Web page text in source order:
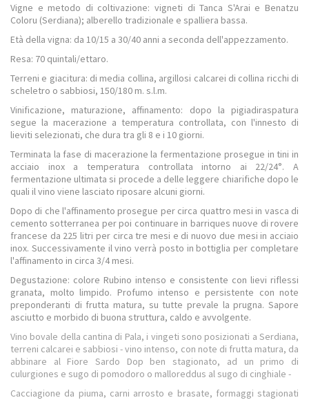
Vigne e metodo di coltivazione: vigneti di Tanca S'Arai e Benatzu
Coloru (Serdiana); alberello tradizionale e spalliera bassa.
Età della vigna: da 10/15 a 30/40 anni a seconda dell'appezzamento.
Resa: 70 quintali/ettaro.
Terreni e giacitura: di media collina, argillosi calcarei di collina ricchi di
scheletro o sabbiosi, 150/180 m. s.l.m.
Vinificazione, maturazione, affinamento: dopo la pigiadiraspatura
segue la macerazione a temperatura controllata, con l'innesto di
lieviti selezionati, che dura tra gli 8 e i 10 giorni.
Terminata la fase di macerazione la fermentazione prosegue in tini in
acciaio inox a temperatura controllata intorno ai 22/24°. A
fermentazione ultimata si procede a delle leggere chiarifiche dopo le
quali il vino viene lasciato riposare alcuni giorni.
Dopo di che l'affinamento prosegue per circa quattro mesi in vasca di
cemento sotterranea per poi continuare in barriques nuove di rovere
francese da 225 litri per circa tre mesi e di nuovo due mesi in acciaio
inox. Successivamente il vino verrà posto in bottiglia per completare
l'affinamento in circa 3/4 mesi.
Degustazione: colore Rubino intenso e consistente con lievi riflessi
granata, molto limpido. Profumo intenso e persistente con note
preponderanti di frutta matura, su tutte prevale la prugna. Sapore
asciutto e morbido di buona struttura, caldo e avvolgente.
Vino bovale della cantina di Pala, i vingeti sono posizionati a Serdiana,
terreni calcarei e sabbiosi - vino intenso, con note di frutta matura, da
abbinare al Fiore Sardo Dop ben stagionato, ad un primo di
culurgiones e sugo di pomodoro o malloreddus al sugo di cinghiale -
Cacciagione da piuma, carni arrosto e brasate, formaggi stagionati